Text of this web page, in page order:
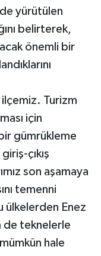
yürütülen
belirterek,
önemli bir
Turizm
için
gümrükleme
çıkış
son aşamaya
temenni
ülkelerden Enez
de teknelerle
hale